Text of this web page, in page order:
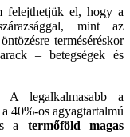
felejthetjük el, hogy a
mint az
terméséréskor
– betegségek és
A legalkalmasabb a
a 40%-os agyagtartalmú
a termőföld magas